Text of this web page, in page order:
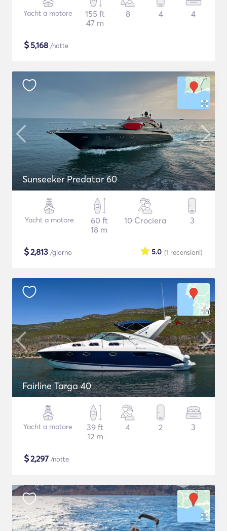
Yacht a motore
155 ft
47 m
8 4 4
$5,168 /notte
Sunseeker Predator 60
Yacht a motore
60 ft
18 m
10 Crociera 3
$2,813 /giorno (1 recensioni)
5.0
Fairline Targa 40
Yacht a motore
39 ft
12 m
4 2 3
$2,297 /notte